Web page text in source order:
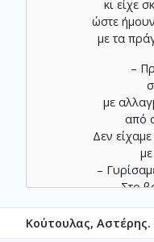
κι είχε
ώστε
με τα
–
με
από
Δεν
–
Στο
– Είχαμε
Κούτουλας, Αστέρης.